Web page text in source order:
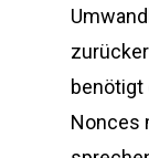
benötigt
Nonces